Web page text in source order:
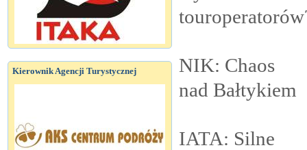
Kierownik Agencji Turystycznej
NIK: Chaos
nad Bałtykiem
IATA: Silne